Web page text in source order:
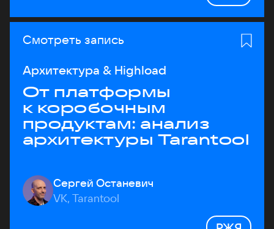
Смотреть запись
Архитектура & Highload
От платформы
к коробочным
продуктам: анализ
архитектуры Tarantool
Сергей Останевич
VK, Tarantool